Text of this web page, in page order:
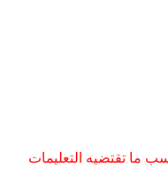
ما تقتضيه التعليمات